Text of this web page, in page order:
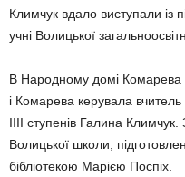
Климчук вдало виступали із
учні Волицької
В Народному домі Комарева
і Комарева керувала
ІІІІ ступенів Галина
Волицької школи,
бібліотекою Марією Поспіх.